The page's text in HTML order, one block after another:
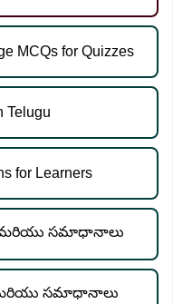
MCQs for Quizzes
Telugu
for Learners
మరియు సమాధానాలు
మరియు సమాధానాలు